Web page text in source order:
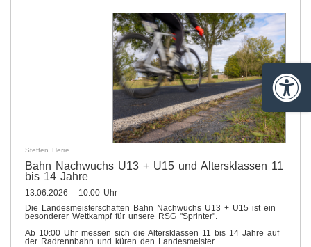
Steffen Herre
Bahn Nachwuchs U13 + U15 und Altersklassen 11
bis 14 Jahre
13.06.2026 10:00 Uhr
Die Landesmeisterschaften Bahn Nachwuchs U13 + U15 ist ein
besonderer Wettkampf für unsere RSG "Sprinter".
Ab 10:00 Uhr messen sich die Altersklassen 11 bis 14 Jahre auf
der Radrennbahn und küren den Landesmeister.